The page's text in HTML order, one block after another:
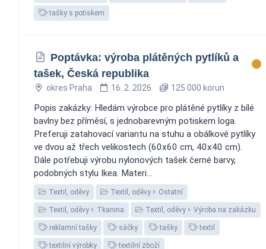
tašky s potiskem
Poptávka: výroba plátěných pytlíků a
tašek, Česká republika
okres Praha 16. 2. 2026 125 000 korun
Popis zakázky: Hledám výrobce pro plátěné pytlíky z bílé
bavlny bez příměsí, s jednobarevným potiskem loga.
Preferuji zatahovací variantu na stuhu a obálkové pytlíky
ve dvou až třech velikostech (60x60 cm, 40x40 cm).
Dále potřebuji výrobu nylonových tašek černé barvy,
podobných stylu Ikea. Materi...
Textil, oděvy Textil, oděvy Ostatní
Textil, oděvy Tkanina Textil, oděvy Výroba na zakázku
reklamní tašky sáčky tašky textil
textilní výrobky textilní zboží